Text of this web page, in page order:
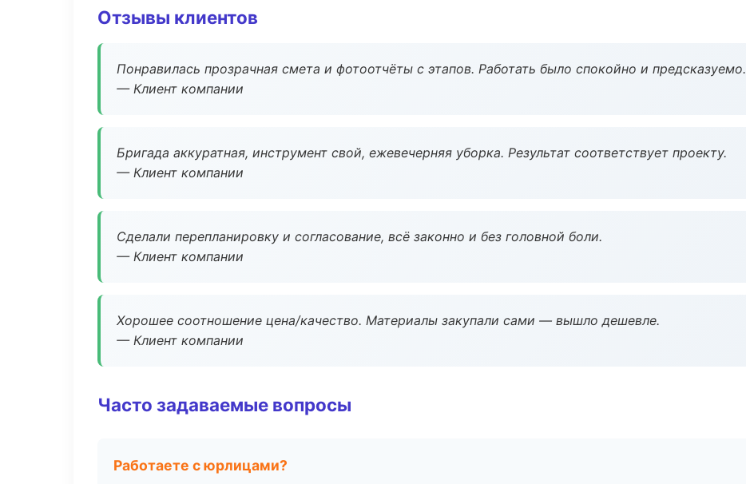
Отзывы клиентов
Понравилась прозрачная смета и фотоотчёты с этапов. Работать было спокойно и предсказуемо.
— Клиент компании
Бригада аккуратная, инструмент свой, ежевечерняя уборка. Результат соответствует проекту.
— Клиент компании
Сделали перепланировку и согласование, всё законно и без головной боли.
— Клиент компании
Хорошее соотношение цена/качество. Материалы закупали сами — вышло дешевле.
— Клиент компании
Часто задаваемые вопросы
Работаете с юрлицами?